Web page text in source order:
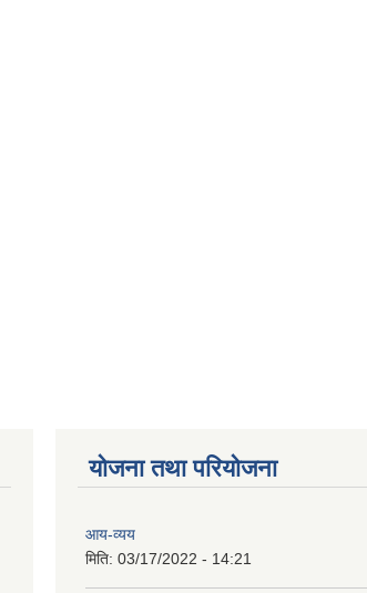
योजना तथा परियोजना
आय-व्यय
मिति: 03/17/2022 - 14:21